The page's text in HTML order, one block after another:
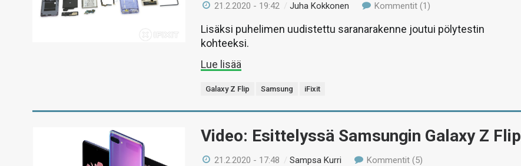
21.2.2020 - 19:42 /Juha Kokkonen Kommentit (1)
Lisäksi puhelimen uudistettu saranarakenne joutui pölytestin
kohteeksi.
Lue lisää
Galaxy Z Flip Samsung iFixit
Video: Esittelyssä Samsungin Galaxy Z Flip
21.2.2020 - 17:48 /Sampsa Kurri Kommentit (5)